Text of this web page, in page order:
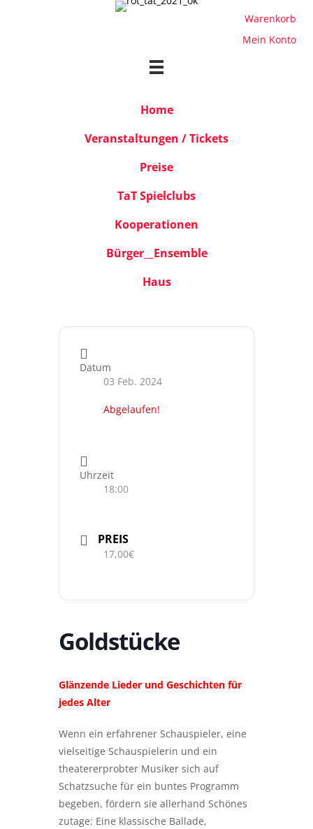
Warenkorb
Mein Konto
Home
Veranstaltungen / Tickets
Preise
TaT Spielclubs
Kooperationen
Bürger__Ensemble
Haus
Datum
03 Feb. 2024
Abgelaufen!
Uhrzeit
18:00
PREIS
17,00€
Goldstücke
Glänzende Lieder und Geschichten für
jedes Alter
Wenn ein erfahrener Schauspieler, eine
vielseitige Schauspielerin und ein
theatererprobter Musiker sich auf
Schatzsuche für ein buntes Programm
begeben, fördern sie allerhand Schönes
zutage: Eine klassische Ballade,